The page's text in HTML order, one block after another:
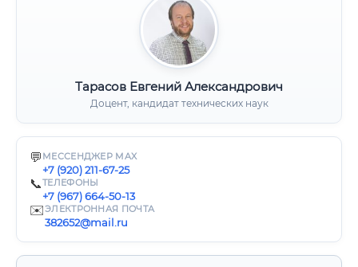
Тарасов Евгений Александрович
Доцент, кандидат технических наук
💬 МЕССЕНДЖЕР MAX
+7 (920) 211-67-25
📞ТЕЛЕФОНЫ
+7 (967) 664-50-13
✉️ЭЛЕКТРОННАЯ ПОЧТА
382652@mail.ru